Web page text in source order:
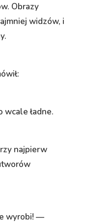
Obrazy
widzów, i
ładne.
najpierw
wyrobi! —